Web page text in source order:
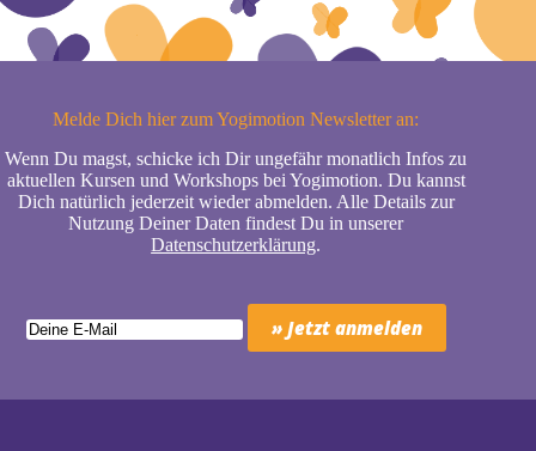
Melde Dich hier zum Yogimotion Newsletter an:
Wenn Du magst, schicke ich Dir ungefähr monatlich Infos zu
aktuellen Kursen und Workshops bei Yogimotion. Du kannst
Dich natürlich jederzeit wieder abmelden. Alle Details zur
Nutzung Deiner Daten findest Du in unserer
Datenschutzerklärung.